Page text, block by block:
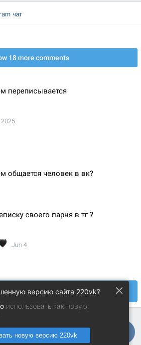
×
версию сайта 220vk?
использовать как новую,
новую версию 220vk
чат
Анисимо © 2014 − 2026